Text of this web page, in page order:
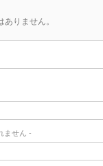
ありません。
ません -